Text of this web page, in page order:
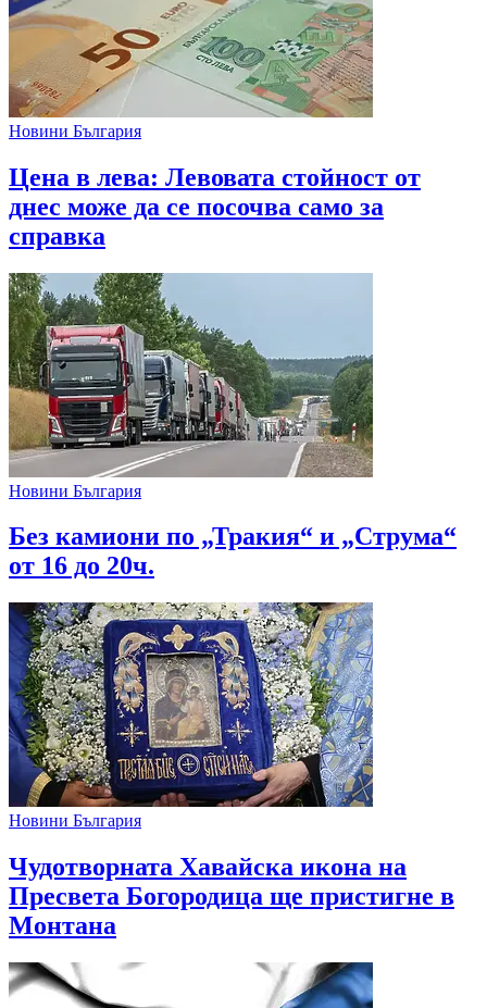
Новини България
Цена в лева: Левовата стойност от
днес може да се посочва само за
справка
Новини България
Без камиони по „Тракия“ и „Струма“
от 16 до 20ч.
Новини България
Чудотворната Хавайска икона на
Пресвета Богородица ще пристигне в
Монтана